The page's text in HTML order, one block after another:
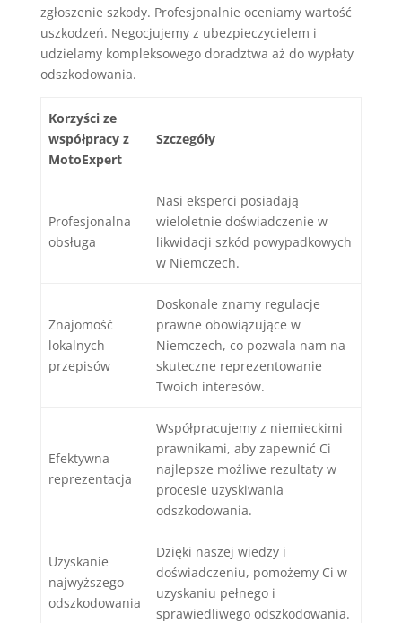
zgłoszenie szkody. Profesjonalnie oceniamy wartość
uszkodzeń. Negocjujemy z ubezpieczycielem i
udzielamy kompleksowego doradztwa aż do wypłaty
odszkodowania.
Korzyści ze
współpracy z
MotoExpert
Szczegóły
Profesjonalna
obsługa
Nasi eksperci posiadają
wieloletnie doświadczenie w
likwidacji szkód powypadkowych
w Niemczech.
Znajomość
lokalnych
przepisów
Doskonale znamy regulacje
prawne obowiązujące w
Niemczech, co pozwala nam na
skuteczne reprezentowanie
Twoich interesów.
Efektywna
reprezentacja
Współpracujemy z niemieckimi
prawnikami, aby zapewnić Ci
najlepsze możliwe rezultaty w
procesie uzyskiwania
odszkodowania.
Uzyskanie
najwyższego
odszkodowania
Dzięki naszej wiedzy i
doświadczeniu, pomożemy Ci w
uzyskaniu pełnego i
sprawiedliwego odszkodowania.